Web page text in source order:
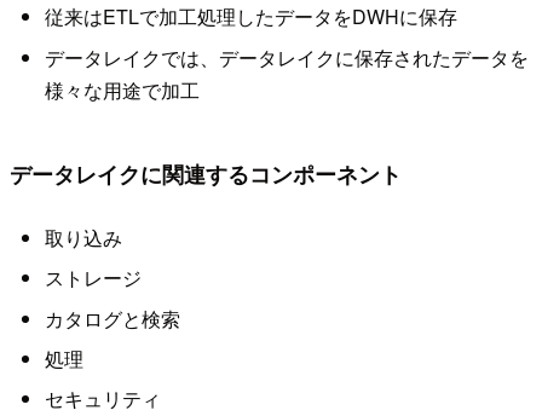
従来はETLで加工処理したデータをDWHに保存
データレイクでは、データレイクに保存されたデータを
様々な用途で加工
データレイクに関連するコンポーネント
取り込み
ストレージ
カタログと検索
処理
セキュリティ